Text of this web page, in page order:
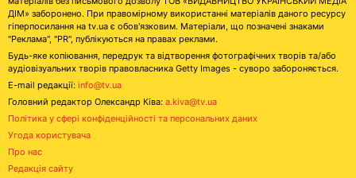
ДІМ» заборонено. При правомірному використанні матеріалів даного ресурсу
гіперпосилання на tv.ua є обов'язковим. Матеріали, що позначені знаками
"Реклама", "PR", публікуються на правах реклами.
Будь-яке копіювання, передрук та відтворення фотографічних творів та/або
аудіовізуальних творів правовласника Getty Images - суворо забороняється.
E-mail редакції: info@tv.ua
Головний редактор Олександр Ківа: a.kiva@tv.ua
Політика у сфері конфіденційності та персональних даних
Угода користувача
Про нас
Редакція сайту